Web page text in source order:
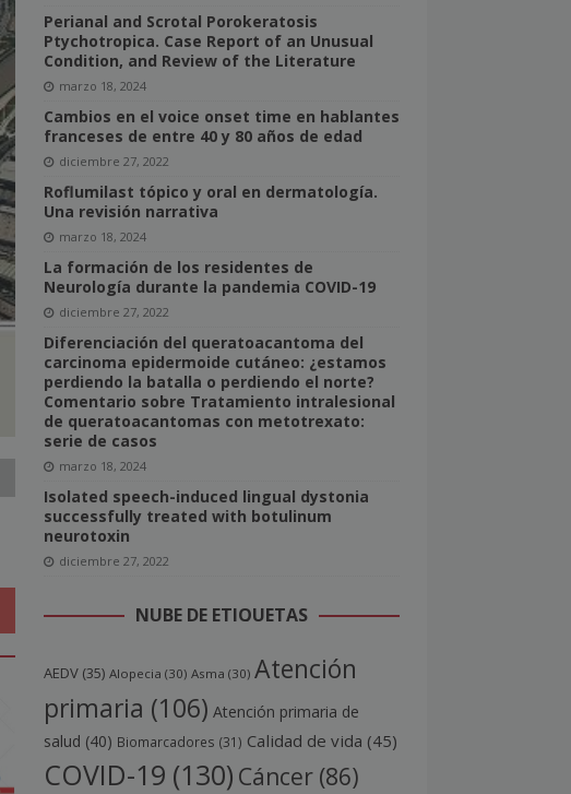
Perianal and Scrotal Porokeratosis
Ptychotropica. Case Report of an Unusual
Condition, and Review of the Literature
marzo 18, 2024
Cambios en el voice onset time en hablantes
franceses de entre 40 y 80 años de edad
diciembre 27, 2022
Roflumilast tópico y oral en dermatología.
Una revisión narrativa
marzo 18, 2024
La formación de los residentes de
Neurología durante la pandemia COVID-19
diciembre 27, 2022
Diferenciación del queratoacantoma del
carcinoma epidermoide cutáneo: ¿estamos
perdiendo la batalla o perdiendo el norte?
Comentario sobre Tratamiento intralesional
de queratoacantomas con metotrexato:
serie de casos
marzo 18, 2024
Isolated speech-induced lingual dystonia
successfully treated with botulinum
neurotoxin
diciembre 27, 2022
NUBE DE ETIQUETAS
AEDV(35) Alopecia (30) Asma (30) Atención
primaria (106) Atención primaria de
salud (40) Biomarcadores (31) Calidad de vida (45)
COVID-19 (130) Cáncer(86)